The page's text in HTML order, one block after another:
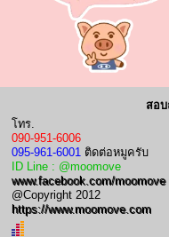
สอบ
โทร.
090-951-6006
095-961-6001 ติดต่อหมูครับ
ID Line : @moomove
www.facebook.com/moomove
@Copyright 2012
https://www.moomove.com